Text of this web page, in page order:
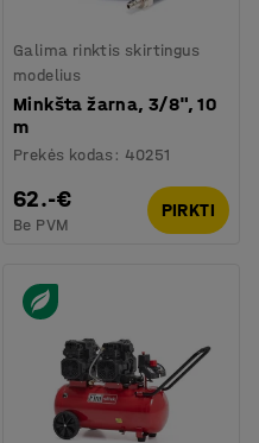
Galima rinktis skirtingus
modelius
Minkšta žarna, 3/8", 10
m
Prekės kodas : 40251
62.-€
Be PVM
PIRKTI